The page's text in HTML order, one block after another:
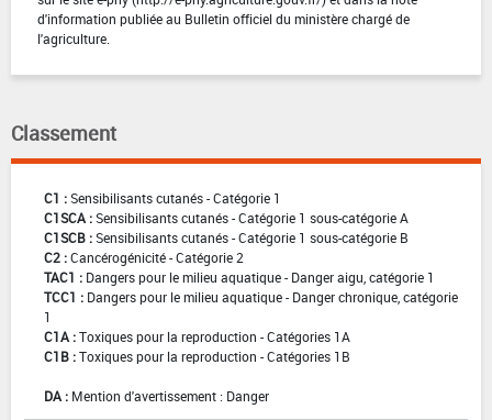
d'information publiée au Bulletin officiel du ministère chargé de
l'agriculture.
Classement
C1 :Sensibilisants cutanés - Catégorie 1
C1SCA :Sensibilisants cutanés - Catégorie 1 sous-catégorie A
C1SCB :Sensibilisants cutanés - Catégorie 1 sous-catégorie B
C2 :Cancérogénicité - Catégorie 2
TAC1 : Dangers pour le milieu aquatique - Danger aigu, catégorie 1
TCC1 : Dangers pour le milieu aquatique - Danger chronique, catégorie
1
C1A :Toxiques pour la reproduction - Catégories 1A
C1B :Toxiques pour la reproduction - Catégories 1B
DA : Mention d'avertissement : Danger